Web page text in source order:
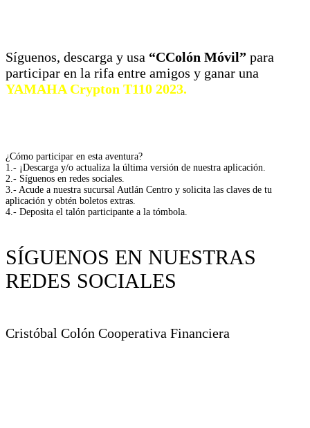
Síguenos, descarga y usa “CColón Móvil” para
participar en la rifa entre amigos y ganar una
YAMAHA Crypton T110 2023.
¿Cómo participar en esta aventura?
1.- ¡Descarga y/o actualiza la última versión de nuestra aplicación.
2.- Síguenos en redes sociales.
3.- Acude a nuestra sucursal Autlán Centro y solicita las claves de tu
aplicación y obtén boletos extras.
4.- Deposita el talón participante a la tómbola.
SÍGUENOS EN NUESTRAS
REDES SOCIALES
Cristóbal Colón Cooperativa Financiera